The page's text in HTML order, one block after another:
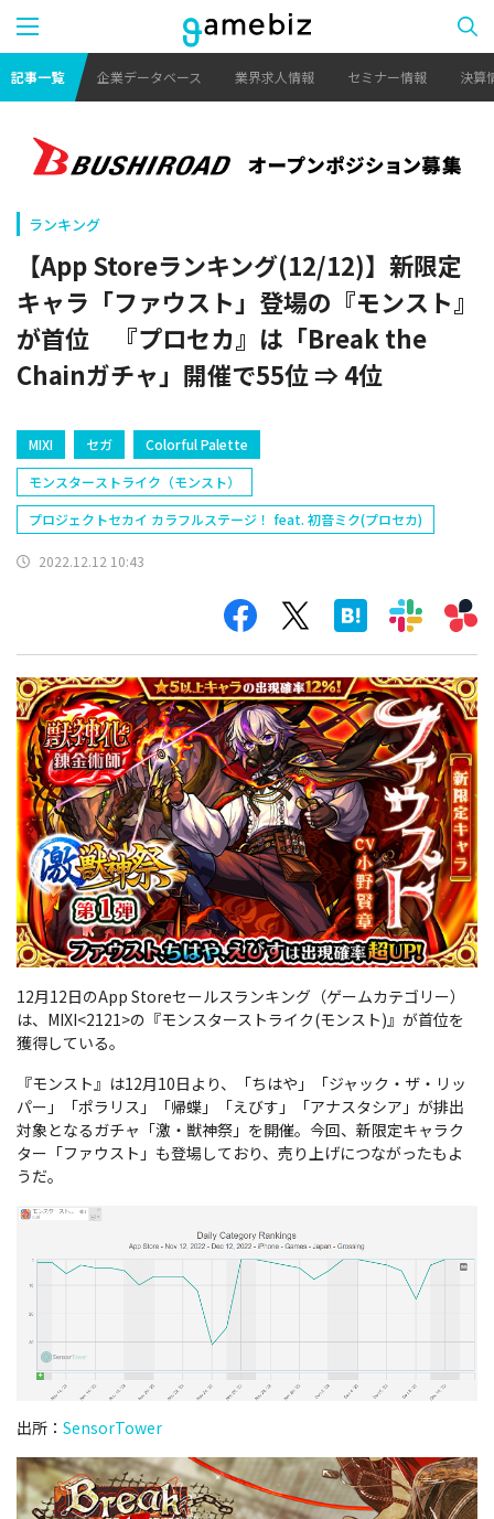
記事一覧 企業データベース 業界求人情報 セミナー情報 決算
ランキング
【App Storeランキング(12/12)】新限定
キャラ「ファウスト」登場の『モンスト』
が首位 『プロセカ』は「Break the
Chainガチャ」開催で55位 ⇒ 4位
MIXI セガ
Colorful Palette
モンスターストライク（モンスト）
プロジェクトセカイ カラフルステージ！ feat. 初音ミク(プロセカ)
2022.12.12 10:43
12月12日のApp Storeセールスランキング（ゲームカテゴリー）
は、 MIXI<2121>の『モンスターストライク(モンスト)』が首位を
獲得している。
『モンスト』は12月10日より、
「ちはや」「ジャック・ザ・リッ
パー」「ポラリス」「帰蝶」「えびす」「アナスタシア」が排出
対象となるガチャ「激・獣神祭」を開催。今回、新限定キャラク
ター「ファウスト」も登場しており、 売り上げにつながったもよ
うだ。
出所： SensorTower